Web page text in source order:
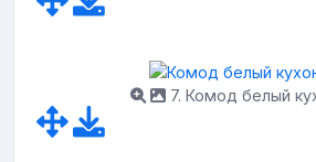
7. Комод белый